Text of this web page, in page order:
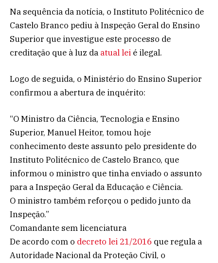
Na sequência da notícia, o Instituto Politécnico de
Castelo Branco pediu à Inspeção Geral do Ensino
Superior que investigue este processo de
creditação que à luz da atual lei é ilegal.
Logo de seguida, o Ministério do Ensino Superior
confirmou a abertura de inquérito:
“O Ministro da Ciência, Tecnologia e Ensino
Superior, Manuel Heitor, tomou hoje
conhecimento deste assunto pelo presidente do
Instituto Politécnico de Castelo Branco, que
informou o ministro que tinha enviado o assunto
para a Inspeção Geral da Educação e Ciência.
O ministro também reforçou o pedido junto da
Inspeção.”
Comandante sem licenciatura
De acordo com o decreto lei 21/2016 que regula a
Autoridade Nacional da Proteção Civil, o